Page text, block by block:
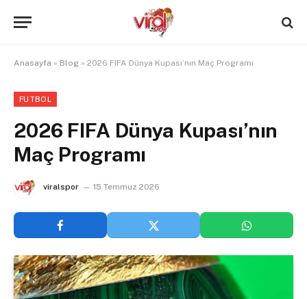
Anasayfa » Blog » 2026 FIFA Dünya Kupası’nın Maç Programı
FUTBOL
2026 FIFA Dünya Kupası’nın
Maç Programı
viralspor 15 Temmuz 2026